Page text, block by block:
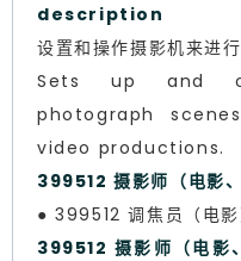
description
设置和操作摄影机来进行
Sets up and
photograph
video productions.
399512 摄影师（电影
● 399512 调焦员（电
399512 摄影师（电影